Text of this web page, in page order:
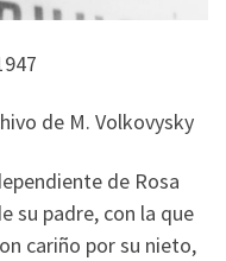
de M. Volkovysky
de Rosa
su padre, con la que
cariño por su nieto,